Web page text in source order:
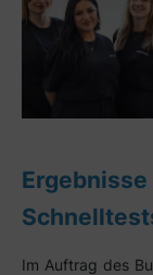
Ergebnisse
Im Auftrag des